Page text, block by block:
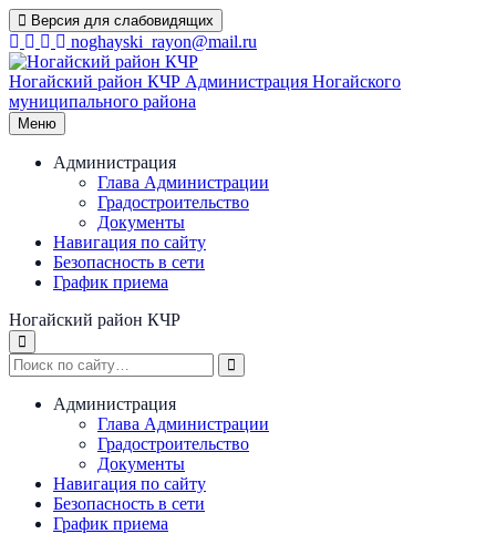
Перейти
к
содержимому
Версия для слабовидящих
noghayski_rayon@mail.ru
Ногайский район КЧР Администрация Ногайского
муниципального района
Меню
Администрация
Глава Администрации
Градостроительство
Документы
Навигация по сайту
Безопасность в сети
График приема
Ногайский район КЧР
Администрация
Глава Администрации
Градостроительство
Документы
Навигация по сайту
Безопасность в сети
График приема